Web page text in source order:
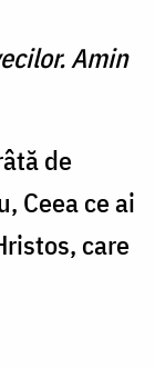
Amin
de
Ceea ce ai
care